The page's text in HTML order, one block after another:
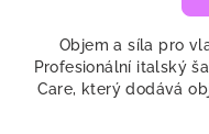
Objem a síla pro
Profesionální italský
Care, který dodává